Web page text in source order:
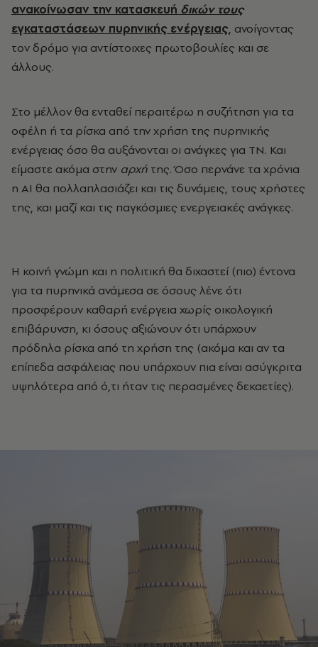
ανακοίνωσαν την κατασκευή δικών τους
εγκαταστάσεων πυρηνικής ενέργειας, ανοίγοντας
τον δρόμο για αντίστοιχες πρωτοβουλίες και σε
άλλους.
Στο μέλλον θα ενταθεί περαιτέρω η συζήτηση για τα
οφέλη ή τα ρίσκα από την χρήση της πυρηνικής
ενέργειας όσο θα αυξάνονται οι ανάγκες για ΤΝ. Και
είμαστε ακόμα στην αρχή της. Όσο περνάνε τα χρόνια
η ΑΙ θα πολλαπλασιάζει και τις δυνάμεις, τους χρήστες
της, και μαζί και τις παγκόσμιες ενεργειακές ανάγκες.
Η κοινή γνώμη και η πολιτική θα διχαστεί (πιο) έντονα
για τα πυρηνικά ανάμεσα σε όσους λένε ότι
προσφέρουν καθαρή ενέργεια χωρίς οικολογική
επιβάρυνση, κι όσους αξιώνουν ότι υπάρχουν
πρόδηλα ρίσκα από τη χρήση της (ακόμα και αν τα
επίπεδα ασφάλειας που υπάρχουν πια είναι ασύγκριτα
υψηλότερα από ό,τι ήταν τις περασμένες δεκαετίες).